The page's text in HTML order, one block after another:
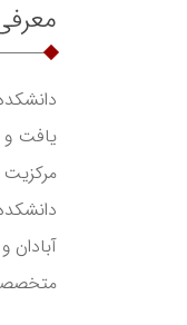
دانشکده پرستاری
آبادان